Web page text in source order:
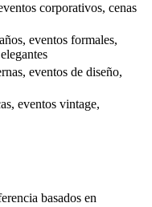
corporativos, cenas
eventos formales,
eventos de diseño,
eventos vintage,
basados en